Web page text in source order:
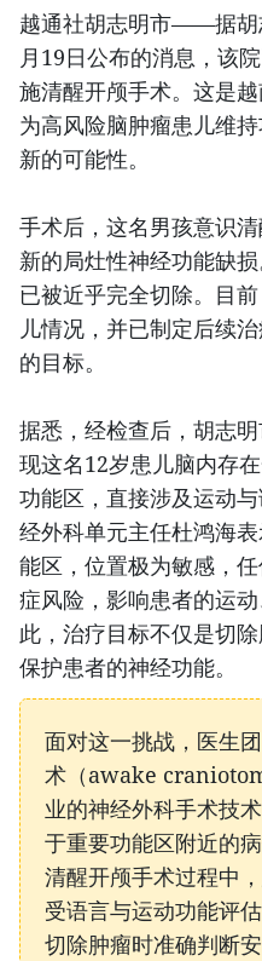
越通社胡志明市——据胡
月19日公布的消息，该
施清醒开颅手术。这是
为高风险脑肿瘤患儿维
新的可能性。
手术后，这名男孩意识
新的局灶性神经功能缺
已被近乎完全切除。目
儿情况，并已制定后续
的目标。
据悉，经检查后，胡志
现这名12岁患儿脑内存
功能区，直接涉及运动
经外科单元主任杜鸿海
能区，位置极为敏感，
症风险，影响患者的运
此，治疗目标不仅是切
保护患者的神经功能。
面对这一挑战，医生
术（awake
业的神经外科手术技
于重要功能区附近的
清醒开颅手术过程中
受语言与运动功能评
切除肿瘤时准确判断